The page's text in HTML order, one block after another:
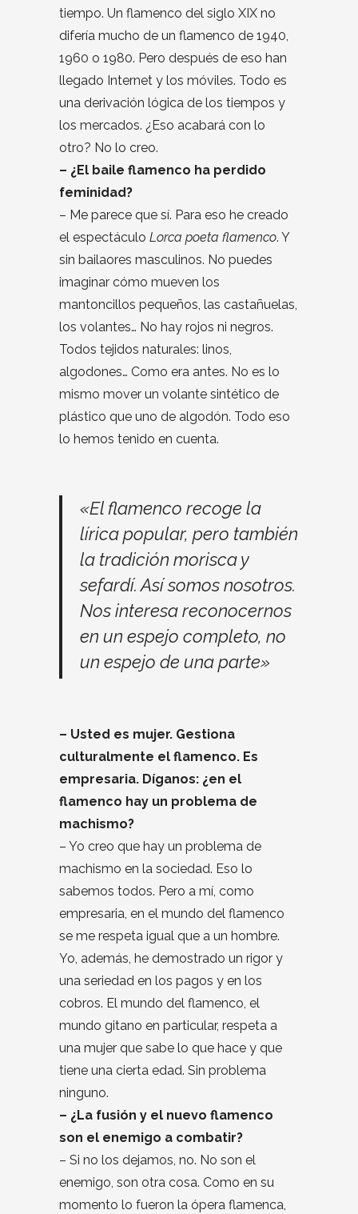
tiempo. Un flamenco del siglo XIX no
difería mucho de un flamenco de 1940,
1960 o 1980. Pero después de eso han
llegado Internet y los móviles. Todo es
una derivación lógica de los tiempos y
los mercados. ¿Eso acabará con lo
otro? No lo creo.
– ¿El baile flamenco ha perdido
feminidad?
– Me parece que sí. Para eso he creado
el espectáculo Lorca poeta flamenco. Y
sin bailaores masculinos. No puedes
imaginar cómo mueven los
mantoncillos pequeños, las castañuelas,
los volantes… No hay rojos ni negros.
Todos tejidos naturales: linos,
algodones… Como era antes. No es lo
mismo mover un volante sintético de
plástico que uno de algodón. Todo eso
lo hemos tenido en cuenta.
«El flamenco recoge la
lírica popular, pero también
la tradición morisca y
sefardí. Así somos nosotros.
Nos interesa reconocernos
en un espejo completo, no
un espejo de una parte»
– Usted es mujer. Gestiona
culturalmente el flamenco. Es
empresaria. Díganos: ¿en el
flamenco hay un problema de
machismo?
– Yo creo que hay un problema de
machismo en la sociedad. Eso lo
sabemos todos. Pero a mí, como
empresaria, en el mundo del flamenco
se me respeta igual que a un hombre.
Yo, además, he demostrado un rigor y
una seriedad en los pagos y en los
cobros. El mundo del flamenco, el
mundo gitano en particular, respeta a
una mujer que sabe lo que hace y que
tiene una cierta edad. Sin problema
ninguno.
– ¿La fusión y el nuevo flamenco
son el enemigo a combatir?
– Si no los dejamos, no. No son el
enemigo, son otra cosa. Como en su
momento lo fueron la ópera flamenca,